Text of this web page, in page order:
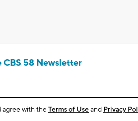
58 Newsletter
agree with theTerms of Useand Privacy